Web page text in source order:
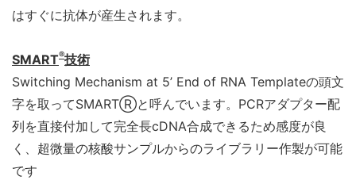
はすぐに抗体が産生されます。
SMART®技術
Switching Mechanism at 5’ End of RNA Templateの頭文
字を取ってSMARTⓇと呼んでいます。PCRアダプター配
列を直接付加して完全長cDNA合成できるため感度が良
く、超微量の核酸サンプルからのライブラリー作製が可能
です